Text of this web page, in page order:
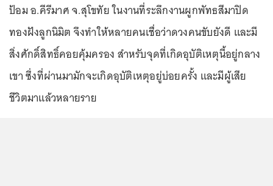
ป้อม อ.คีรีมาศ จ.สุโขทัย ในงานที่ระลึกงานผูกพัทธสีมาปิด
ทองฝังลูกนิมิต จึงทำให้หลายคนเชื่อว่าดวงคนขับยังดี และมี
สิ่งศักดิ์สิทธิ์คอยคุ้มครอง สำหรับจุดที่เกิดอุบัติเหตุนี้อยู่กลาง
เขา ซึ่งที่ผ่านมามักจะเกิดอุบัติเหตุอยู่บ่อยครั้ง และมีผู้เสีย
ชีวิตมาแล้วหลายราย